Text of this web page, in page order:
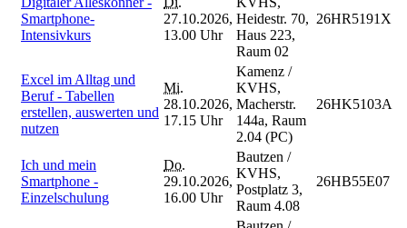
Smartphone-
Intensivkurs
27.10.2026,
13.00 Uhr
Heidestr. 70,
Haus 223,
Raum 02
26HR5191X
Excel im Alltag und
Beruf - Tabellen
erstellen, auswerten und
nutzen
Mi.
28.10.2026,
17.15 Uhr
Kamenz /
KVHS,
Macherstr.
144a, Raum
2.04 (PC)
26HK5103A
Ich und mein
Smartphone -
Einzelschulung
Do.
29.10.2026,
16.00 Uhr
Bautzen /
KVHS,
Postplatz 3,
Raum 4.08
26HB55E07